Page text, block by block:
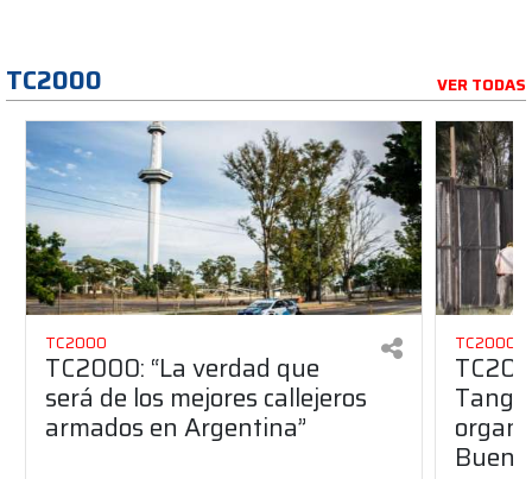
TC2000 VER TODAS
TC2000
TC2000: “La verdad que
será de los mejores callejeros
armados en Argentina”
TC2000